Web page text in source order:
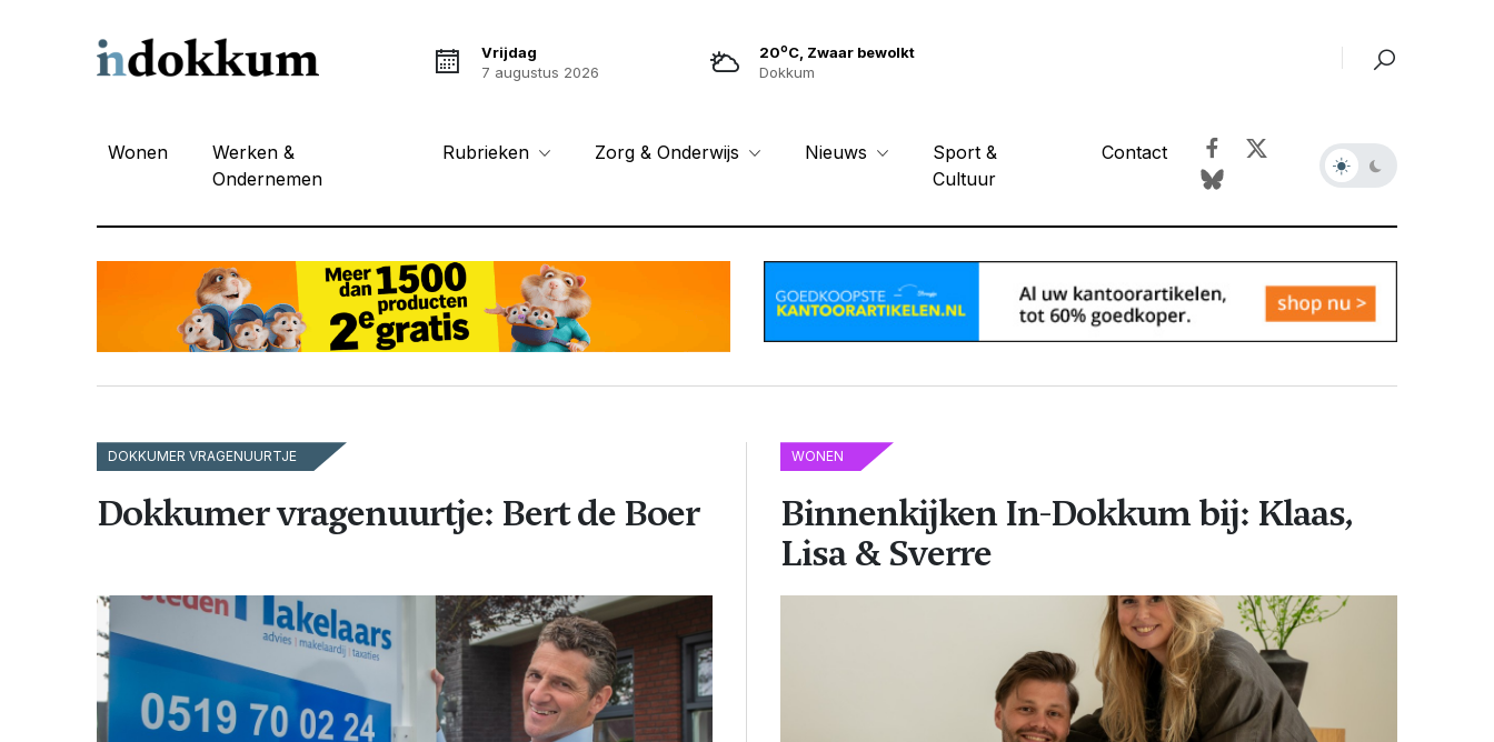
Vrijdag
7 augustus 2026
20oC, Zwaar bewolkt
Dokkum
Wonen
Werken &
Ondernemen
Rubrieken Zorg & Onderwijs Nieuws
Sport &
Cultuur
Contact
DOKKUMER VRAGENUURTJE
Dokkumer vragenuurtje: Bert de Boer
WONEN
Binnenkijken In-Dokkum bij: Klaas,
Lisa & Sverre